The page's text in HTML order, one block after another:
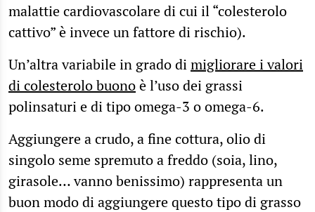
malattie cardiovascolare di cui il “colesterolo
cattivo” è invece un fattore di rischio).
Un’altra variabile in grado dimigliorare i valori
di colesterolo buonoè l’uso dei grassi
polinsaturi e di tipo omega-3 o omega-6.
Aggiungere a crudo, a fine cottura, olio di
singolo seme spremuto a freddo (soia, lino,
girasole… vanno benissimo) rappresenta un
buon modo di aggiungere questo tipo di grasso